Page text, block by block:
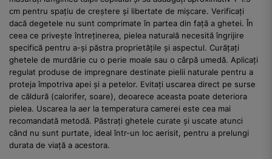
cm pentru spațiu de creștere și libertate de mișcare. Verificați
dacă degetele nu sunt comprimate în partea din față a ghetei. În
ceea ce privește întreținerea, pielea naturală necesită îngrijire
specifică pentru a-și păstra proprietățile și aspectul. Curățați
ghetele de murdărie cu o perie moale sau o cârpă umedă. Aplicați
regulat produse de impregnare destinate pielii naturale pentru a
proteja împotriva apei și a petelor. Evitați uscarea direct pe surse
de căldură (calorifer, soare), deoarece aceasta poate deteriora
pielea. Uscarea la aer la temperatura camerei este cea mai
recomandată metodă. Păstrați ghetele curate și uscate atunci
când nu sunt purtate, ideal într-un loc aerisit, pentru a prelungi
durata de viață a acestora.